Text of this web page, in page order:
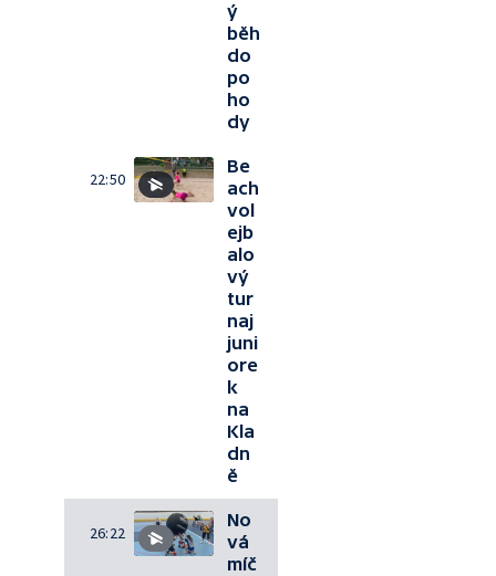
ý
běh
do
po
ho
dy
22:50
Be
ach
vol
ejb
alo
vý
tur
naj
juni
ore
k
na
Kla
dn
ě
26:22
No
vá
míč